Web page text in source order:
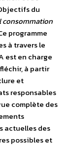
du
consommation
programme
à travers le
est en charge
à partir
et
responsables
complète des
actuelles des
possibles et